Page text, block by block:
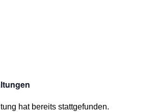
hat bereits stattgefunden.